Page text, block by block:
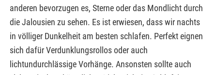
anderen bevorzugen es, Sterne oder das Mondlicht durch
die Jalousien zu sehen. Es ist erwiesen, dass wir nachts
in völliger Dunkelheit am besten schlafen. Perfekt eignen
sich dafür Verdunklungsrollos oder auch
lichtundurchlässige Vorhänge. Ansonsten sollte auch